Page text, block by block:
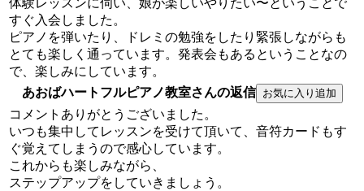
すぐ入会しました。
ピアノを弾いたり、ドレミの勉強をしたり緊張しながらも
とても楽しく通っています。発表会もあるということなの
で、楽しみにしています。
あおばハートフルピアノ教室さんの返信
コメントありがとうございました。
いつも集中してレッスンを受けて頂いて、音符カードもす
ぐ覚えてしまうので感心しています。
これからも楽しみながら、
ステップアップをしていきましょう。